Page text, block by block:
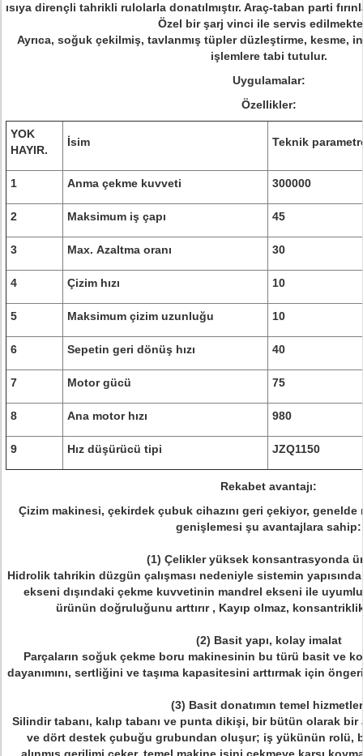
ısıya dirençli tahrikli rulolarla donatılmıştır. Araç-taban parti
Özel bir şarj vinci ile servis
Ayrıca, soğuk çekilmiş, tavlanmış tüpler düzleştirme, kesme,
işlemlere tabi tutulur.
Uygulamalar:
Özellikler:
YOK
HAYIR.
İsim Teknik
1 Anma çekme kuvveti 300000
2 Maksimum iş çapı 45
3 Max. Azaltma oranı 30
4 Çizim hızı 10
5 Maksimum çizim uzunluğu 10
6 Sepetin geri dönüş hızı 40
7 Motor gücü 75
8 Ana motor hızı 980
9 Hız düşürücü tipi JZQ1150
Rekabet avantajı:
Çizim makinesi, çekirdek çubuk cihazını geri çekiyor,
genişlemesi şu avantajlara sahip:
(1) Çelikler yüksek konsantrasyonda
Hidrolik tahrikin düzgün çalışması nedeniyle sistemin yapısında
ekseni dışındaki çekme kuvvetinin mandrel ekseni ile
ürünün doğruluğunu arttırır , Kayıp olmaz,
(2) Basit yapı, kolay imalat
Parçaların soğuk çekme boru makinesinin bu türü basit ve
dayanımını, sertliğini ve taşıma kapasitesini arttırmak için
(3) Basit donatımın temel
Silindir tabanı, kalıp tabanı ve punta dikişi, bir bütün olarak
ve dört destek çubuğu grubundan oluşur; iş yükünün rolü,